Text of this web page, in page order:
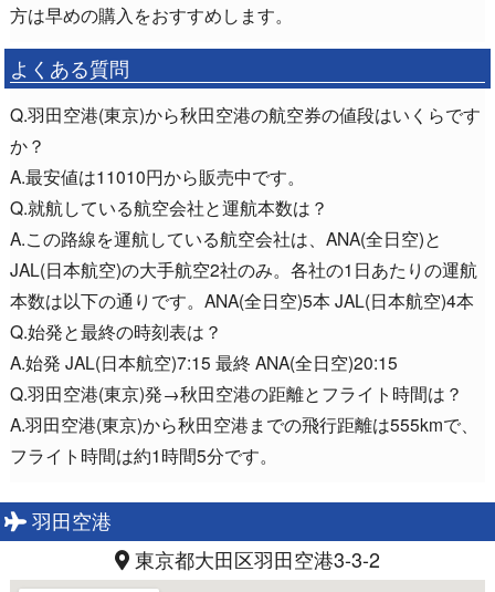
方は早めの購入をおすすめします。
よくある質問
Q.羽田空港(東京)から秋田空港の航空券の値段はいくらです
か？
A.最安値は11010円から販売中です。
Q.就航している航空会社と運航本数は？
A.この路線を運航している航空会社は、ANA(全日空)と
JAL(日本航空)の大手航空2社のみ。各社の1日あたりの運航
本数は以下の通りです。ANA(全日空)5本 JAL(日本航空)4本
Q.始発と最終の時刻表は？
A.始発 JAL(日本航空)7:15 最終 ANA(全日空)20:15
Q.羽田空港(東京)発→秋田空港の距離とフライト時間は？
A.羽田空港(東京)から秋田空港までの飛行距離は555kmで、
フライト時間は約1時間5分です。
羽田空港
東京都大田区羽田空港3-3-2